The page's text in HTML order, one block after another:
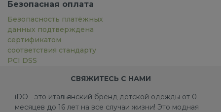
Безопасная оплата
Безопасность платёжных
данных подтверждена
сертификатом
соответствия стандарту
PCI DSS
СВЯЖИТЕСЬ С НАМИ
iDO - это итальянский бренд детской одежды от 0
месяцев до 16 лет на все случаи жизни! Это модная